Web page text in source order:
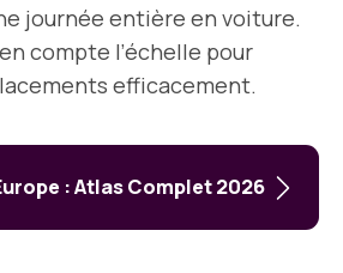
journée entière en voiture.
compte l’échelle pour
efficacement.
: Atlas Complet 2026